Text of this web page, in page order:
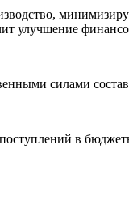
улучшение
силами
в